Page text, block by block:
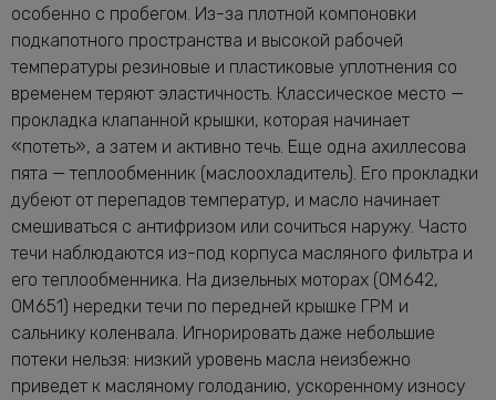
особенно с пробегом. Из-за плотной компоновки
подкапотного пространства и высокой рабочей
температуры резиновые и пластиковые уплотнения со
временем теряют эластичность. Классическое место —
прокладка клапанной крышки, которая начинает
«потеть», а затем и активно течь. Еще одна ахиллесова
пята — теплообменник (маслоохладитель). Его прокладки
дубеют от перепадов температур, и масло начинает
смешиваться с антифризом или сочиться наружу. Часто
течи наблюдаются из-под корпуса масляного фильтра и
его теплообменника. На дизельных моторах (OM642,
OM651) нередки течи по передней крышке ГРМ и
сальнику коленвала. Игнорировать даже небольшие
потеки нельзя: низкий уровень масла неизбежно
приведет к масляному голоданию, ускоренному износу